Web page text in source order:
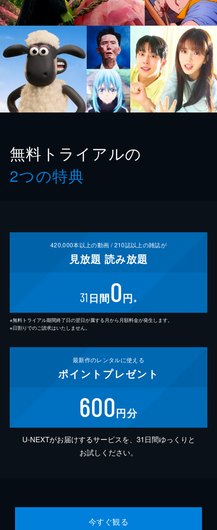
無料トライアルの
2つの特典
420,000本以上の動画 /210誌以上の雑誌が
見放題 読み放題
31 日間0円 ※
※無料トライアル期間終了日の翌日が属する月から月額料金が発生します。
※日割りでのご請求はいたしません。
最新作のレンタルに使える
ポイント プレゼント
600円分
U-NEXTがお届けするサービスを、31日間ゆっくりと
お試しください。
今すぐ観る